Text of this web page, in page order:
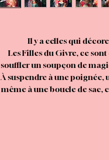
Il y a celles qui
Les Filles du Givre, ce
souffler un soupçon de
À suspendre à une poignée,
même à une boucle de